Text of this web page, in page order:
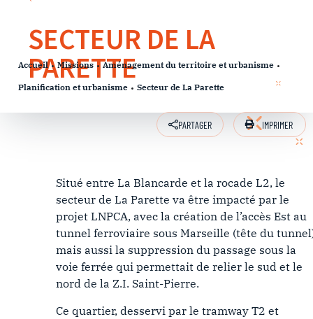
SECTEUR DE LA
PARETTE
Accueil Missions Aménagement du territoire et urbanisme
Planification et urbanisme Secteur de La Parette
PARTAGER IMPRIMER
Situé entre La Blancarde et la rocade L2, le
secteur de La Parette va être impacté par le
projet LNPCA, avec la création de l’accès Est au
tunnel ferroviaire sous Marseille (tête du
mais aussi la suppression du passage sous la
voie ferrée qui permettait de relier le sud et le
nord de la Z.I. Saint-Pierre.
Ce quartier, desservi par le tramway T2 et